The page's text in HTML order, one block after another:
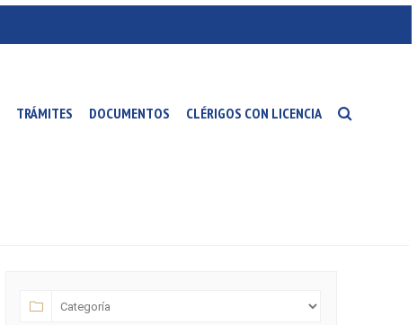
TRÁMITES DOCUMENTOS CLÉRIGOS CON LICENCIA